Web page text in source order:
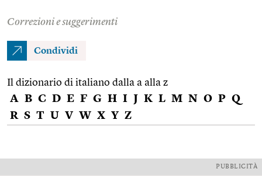
Correzioni e suggerimenti
Condividi
Il dizionario di italiano dalla a alla z
A B C D E F G H I J K L M N O P Q
R S T U V W X Y Z
PUBBLICITÀ